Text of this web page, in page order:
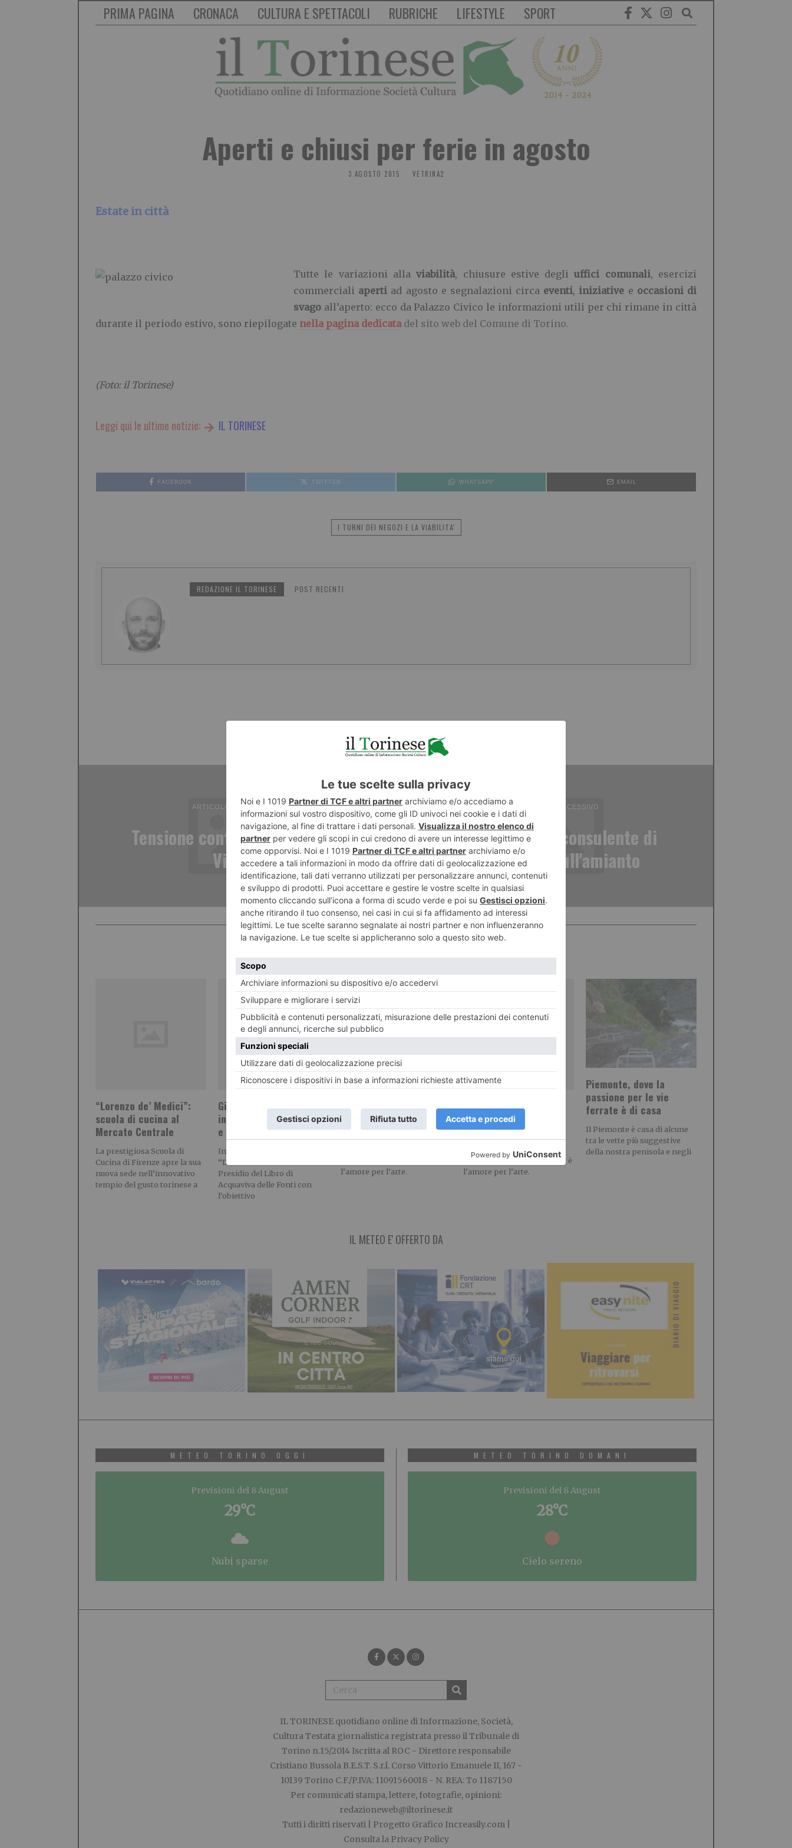
PRIMA PAGINA CRONACA CULTURA E SPETTACOLI RUBRICHE LIFESTYLE SPORT
Aperti e chiusi per ferie in agosto
3 AGOSTO 2015 VETRINA2
Estate in città
Tutte le variazioni allaviabilità, chiusure estive degliuffici comunali, esercizi
commerciali aperti ad agosto e segnalazioni circa eventi, iniziative e occasioni di
svago all’aperto: ecco da Palazzo Civico le informazioni utili per chi rimane in città
durante il periodo estivo, sono riepilogate nella pagina dedicata del sito web del Comune di Torino.
(Foto: il Torinese)
Leggi qui le ultime notizie: IL TORINESE
FACEBOOK TWITTER WHATSAPP EMAIL
I TURNI DEI NEGOZI E LA VIABILITA'
REDAZIONE IL TORINESE POST RECENTI
ARTICOLO PRECEDENTE
Tensione continua al Summer
Village
ARTICOLO SUCCESSIVO
Addio a Betta, consulente di
Guariniello sull'amianto
RECENTI:
“Lorenzo de’ Medici”:
scuola di cucina al
Mercato Centrale
La prestigiosa Scuola di
Cucina di Firenze apre la sua
nuova sede nell’innovativo
tempio del gusto torinese a
Giulia Calfapietro: "Io,
innamorata della parola
e della lettura"
Informazione promozionale
“Dal 2015 sono referente del
Presidio del Libro di
Acquaviva delle Fonti con
l’obiettivo
Gianluca De Grossi,
l’amore per l’arte
Il filo conduttore che
l’amore per l’arte.
Gianluca De Grossi,
l'amore per l'arte
Il filo conduttore che
percorre costantemente le
opere di Gianluca De Grossi è
l’amore per l’arte.
Piemonte, dove la
passione per le vie
ferrate è di casa
Il Piemonte è casa di alcune
tra le vette più suggestive
della nostra penisola e negli
IL METEO E' OFFERTO DA
METEO TORINO OGGI
Previsioni del 8 August
29°C
nubi sparse
METEO TORINO DOMANI
Previsioni del 8 August
28°C
cielo sereno
IL TORINESEquotidiano online di Informazione, Società,
Cultura Testata giornalistica registrata presso il Tribunale di
Torino n.15/2014 Iscritta al ROC - Direttore responsabile
Cristiano Bussola B.E.S.T. S.r.l. Corso Vittorio Emanuele II, 167 -
10139 Torino C.F./P.IVA: 11091560018 - N. REA: To 1187150
Per comunicati stampa, lettere, fotografie, opinioni:
redazioneweb@iltorinese.it
Tutti i diritti riservati | Progetto Grafico Increasily.com|
Consulta la Privacy Policy